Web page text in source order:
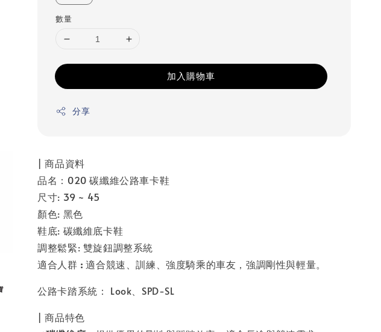
數量
加入購物車
分享
| 商品資料
品名：020 碳纖維公路車卡鞋
尺寸: 39 ~ 45
顏色: 黑色
鞋底: 碳纖維底卡鞋
調整鬆緊: 雙旋鈕調整系統
適合人群 :適合競速、訓練、強度騎乘的車友，強調剛性與輕量。
公路卡踏系統： Look、SPD-SL
| 商品特色